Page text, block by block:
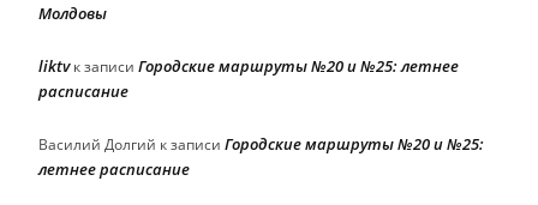
Молдовы
liktvк записи Городские маршруты №20 и №25: летнее
расписание
Василий Долгий к записи Городские маршруты №20 и №25:
летнее расписание